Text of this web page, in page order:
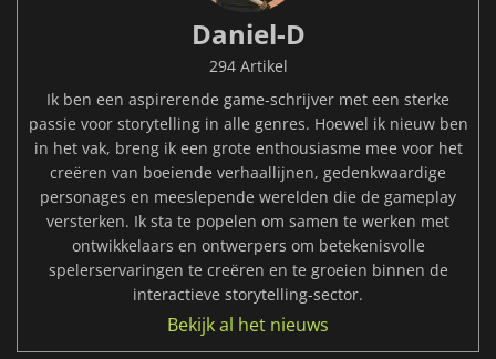
Daniel-D
294 Artikel
Ik ben een aspirerende game-schrijver met een sterke
passie voor storytelling in alle genres. Hoewel ik nieuw ben
in het vak, breng ik een grote enthousiasme mee voor het
creëren van boeiende verhaallijnen, gedenkwaardige
personages en meeslepende werelden die de gameplay
versterken. Ik sta te popelen om samen te werken met
ontwikkelaars en ontwerpers om betekenisvolle
spelerservaringen te creëren en te groeien binnen de
interactieve storytelling-sector.
Bekijk al het nieuws